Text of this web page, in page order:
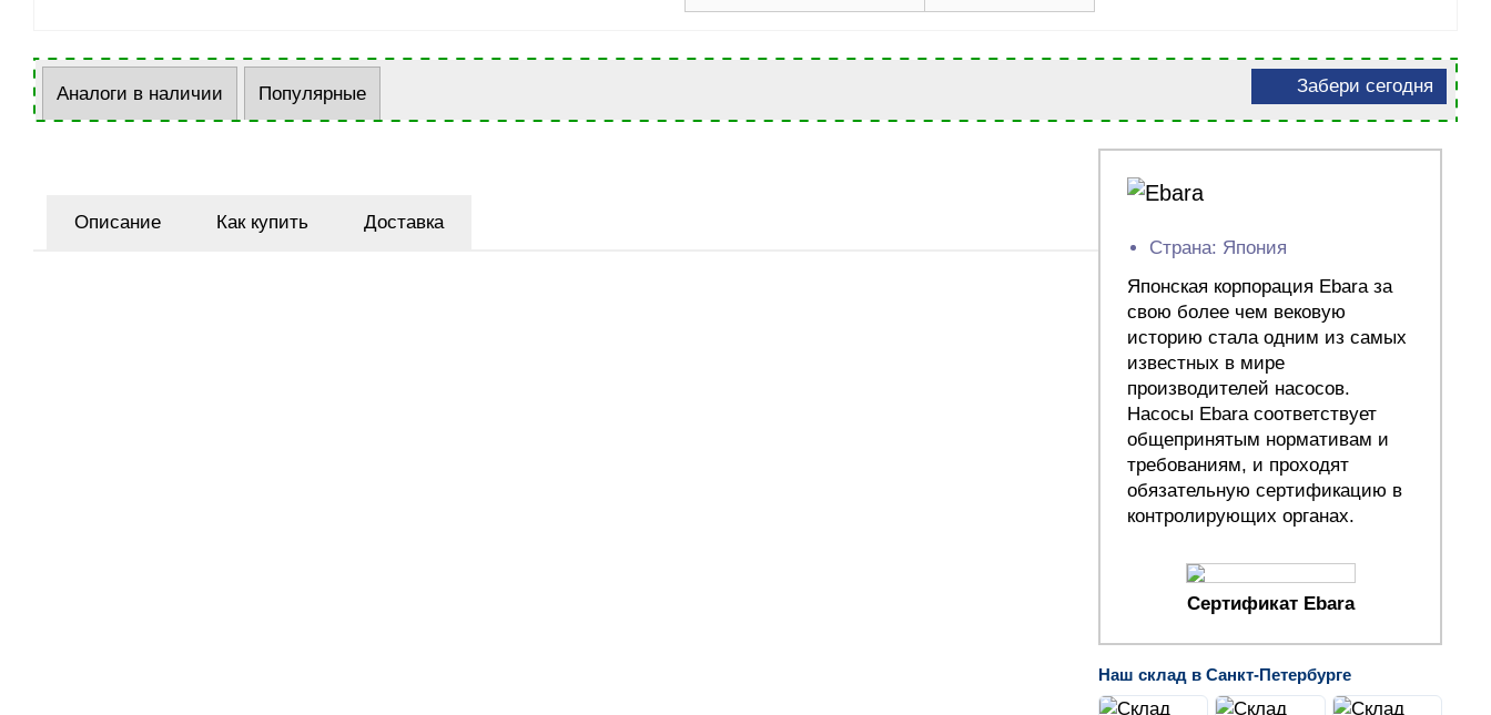
Аналоги в наличии Популярные Забери сегодня
Описание Как купить
Доставка
Страна: Япония
Японская корпорация Ebara за
свою более чем вековую
историю стала одним из самых
известных в мире
производителей насосов.
Насосы Ebara соответствует
общепринятым нормативам и
требованиям, и проходят
обязательную сертификацию в
контролирующих органах.
Сертификат Ebara
Наш склад в Санкт-Петербурге